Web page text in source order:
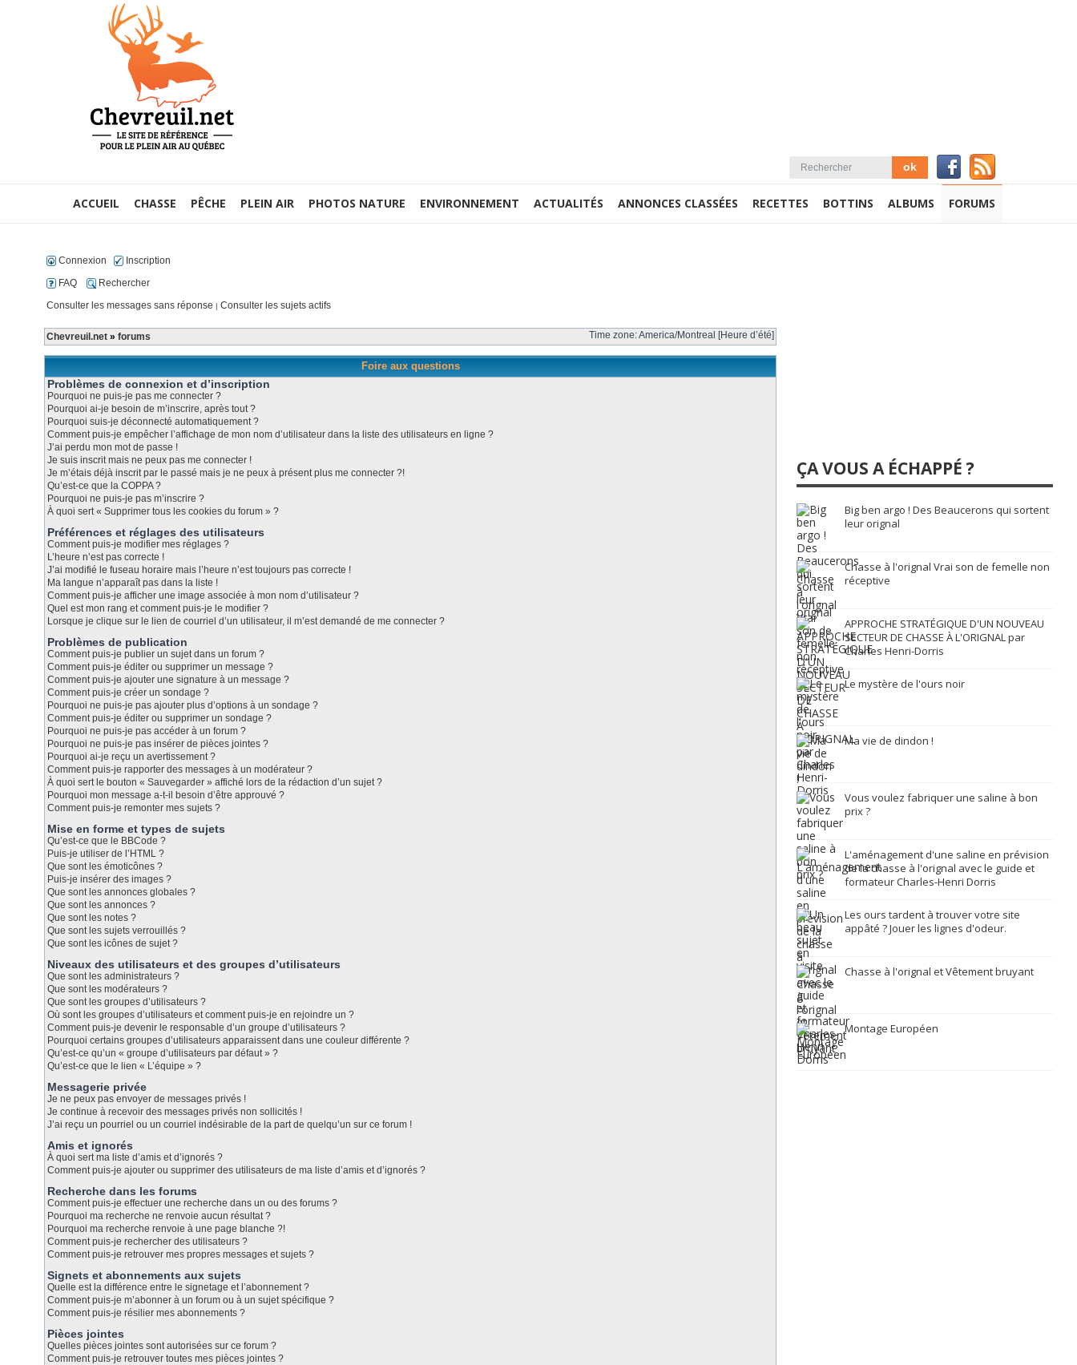
ACCUEIL CHASSE PÊCHE PLEIN AIR PHOTOS NATURE ENVIRONNEMENT ACTUALITÉS ANNONCES CLASSÉES RECETTES BOTTINS ALBUMS FORUMS
Connexion
Inscription
FAQ
Rechercher
Consulter les messages sans réponse | Consulter les sujets actifs
Chevreuil.net » forums Time zone: America/Montreal [Heure d’été]
Foire aux questions
Problèmes de connexion et d’inscription
Pourquoi ne puis-je pas me connecter ?
Pourquoi ai-je besoin de m’inscrire, après tout ?
Pourquoi suis-je déconnecté automatiquement ?
Comment puis-je empêcher l’affichage de mon nom d’utilisateur dans la liste des utilisateurs en ligne ?
J’ai perdu mon mot de passe !
Je suis inscrit mais ne peux pas me connecter !
Je m’étais déjà inscrit par le passé mais je ne peux à présent plus me connecter ?!
Qu’est-ce que la COPPA ?
Pourquoi ne puis-je pas m’inscrire ?
À quoi sert « Supprimer tous les cookies du forum » ?
Préférences et réglages des utilisateurs
Comment puis-je modifier mes réglages ?
L’heure n’est pas correcte !
J’ai modifié le fuseau horaire mais l’heure n’est toujours pas correcte !
Ma langue n’apparaît pas dans la liste !
Comment puis-je afficher une image associée à mon nom d’utilisateur ?
Quel est mon rang et comment puis-je le modifier ?
Lorsque je clique sur le lien de courriel d’un utilisateur, il m’est demandé de me connecter ?
Problèmes de publication
Comment puis-je publier un sujet dans un forum ?
Comment puis-je éditer ou supprimer un message ?
Comment puis-je ajouter une signature à un message ?
Comment puis-je créer un sondage ?
Pourquoi ne puis-je pas ajouter plus d’options à un sondage ?
Comment puis-je éditer ou supprimer un sondage ?
Pourquoi ne puis-je pas accéder à un forum ?
Pourquoi ne puis-je pas insérer de pièces jointes ?
Pourquoi ai-je reçu un avertissement ?
Comment puis-je rapporter des messages à un modérateur ?
À quoi sert le bouton « Sauvegarder » affiché lors de la rédaction d’un sujet ?
Pourquoi mon message a-t-il besoin d’être approuvé ?
Comment puis-je remonter mes sujets ?
Mise en forme et types de sujets
Qu’est-ce que le BBCode ?
Puis-je utiliser de l’HTML ?
Que sont les émoticônes ?
Puis-je insérer des images ?
Que sont les annonces globales ?
Que sont les annonces ?
Que sont les notes ?
Que sont les sujets verrouillés ?
Que sont les icônes de sujet ?
Niveaux des utilisateurs et des groupes d’utilisateurs
Que sont les administrateurs ?
Que sont les modérateurs ?
Que sont les groupes d’utilisateurs ?
Où sont les groupes d’utilisateurs et comment puis-je en rejoindre un ?
Comment puis-je devenir le responsable d’un groupe d’utilisateurs ?
Pourquoi certains groupes d’utilisateurs apparaissent dans une couleur différente ?
Qu’est-ce qu’un « groupe d’utilisateurs par défaut » ?
Qu’est-ce que le lien « L’équipe » ?
Messagerie privée
Je ne peux pas envoyer de messages privés !
Je continue à recevoir des messages privés non sollicités !
J’ai reçu un pourriel ou un courriel indésirable de la part de quelqu’un sur ce forum !
Amis et ignorés
À quoi sert ma liste d’amis et d’ignorés ?
Comment puis-je ajouter ou supprimer des utilisateurs de ma liste d’amis et d’ignorés ?
Recherche dans les forums
Comment puis-je effectuer une recherche dans un ou des forums ?
Pourquoi ma recherche ne renvoie aucun résultat ?
Pourquoi ma recherche renvoie à une page blanche ?!
Comment puis-je rechercher des utilisateurs ?
Comment puis-je retrouver mes propres messages et sujets ?
Signets et abonnements aux sujets
Quelle est la différence entre le signetage et l’abonnement ?
Comment puis-je m’abonner à un forum ou à un sujet spécifique ?
Comment puis-je résilier mes abonnements ?
Pièces jointes
Quelles pièces jointes sont autorisées sur ce forum ?
Comment puis-je retrouver toutes mes pièces jointes ?
ÇA VOUS A ÉCHAPPÉ ?
Big ben argo ! Des Beaucerons qui sortent
leur orignal
Chasse à l'orignal Vrai son de femelle non
réceptive
APPROCHE STRATÉGIQUE D'UN NOUVEAU
SECTEUR DE CHASSE À L'ORIGNAL par
Charles Henri-Dorris
Le mystère de l'ours noir
Ma vie de dindon !
Vous voulez fabriquer une saline à bon
prix ?
L'aménagement d'une saline en prévision
de la chasse à l'orignal avec le guide et
formateur Charles-Henri Dorris
Les ours tardent à trouver votre site
appâté ? Jouer les lignes d'odeur.
Chasse à l'orignal et Vêtement bruyant
Montage Européen